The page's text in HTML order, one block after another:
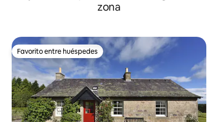
zona
Favorito entre huéspedes
Favorito entre huéspedes